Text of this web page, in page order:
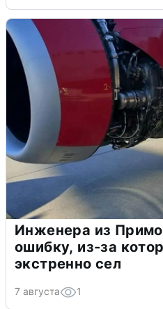
Инженера из
ошибку, из-за
экстренно сел
7 августа 1